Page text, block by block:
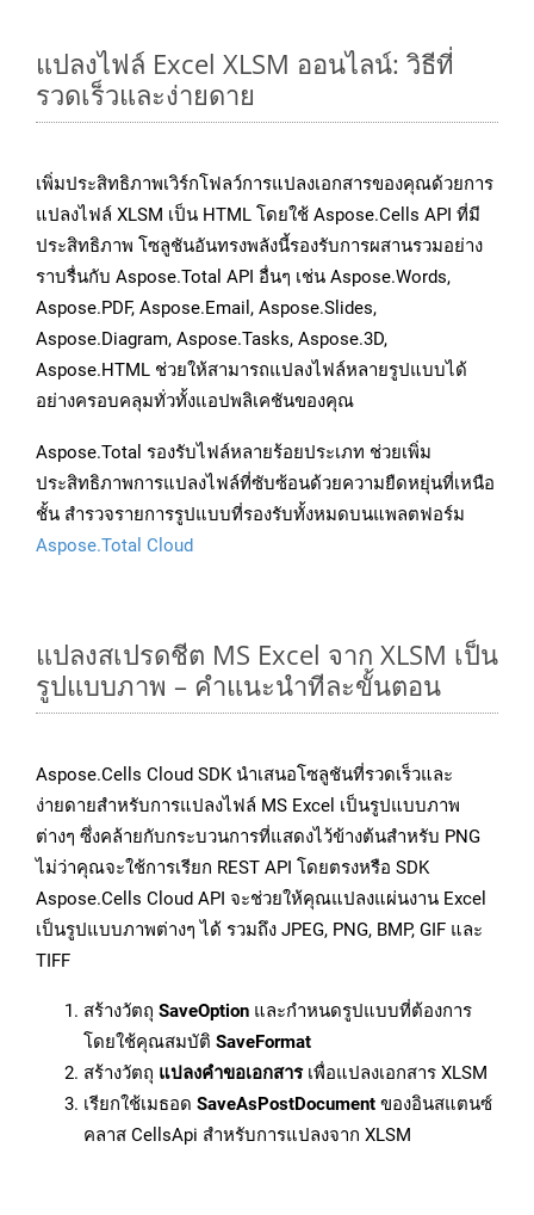
แปลงไฟล์ Excel XLSM ออนไลน์: วิธีที่
รวดเร็วและง่ายดาย
เพิ่มประสิทธิภาพเวิร์กโฟลว์การแปลงเอกสารของคุณด้วยการ
แปลงไฟล์ XLSM เป็น HTML โดยใช้ Aspose.Cells API ที่มี
ประสิทธิภาพ โซลูชันอันทรงพลังนี้รองรับการผสานรวมอย่าง
ราบรื่นกับ Aspose.Total API อื่นๆ เช่น Aspose.Words,
Aspose.PDF, Aspose.Email, Aspose.Slides,
Aspose.Diagram, Aspose.Tasks, Aspose.3D,
Aspose.HTML ช่วยให้สามารถแปลงไฟล์หลายรูปแบบได้
อย่างครอบคลุมทั่วทั้งแอปพลิเคชันของคุณ
Aspose.Total รองรับไฟล์หลายร้อยประเภท ช่วยเพิ่ม
ประสิทธิภาพการแปลงไฟล์ที่ซับซ้อนด้วยความยืดหยุ่นที่เหนือ
ชั้น สำรวจรายการรูปแบบที่รองรับทั้งหมดบนแพลตฟอร์ม
Aspose.Total Cloud
แปลงสเปรดชีต MS Excel จาก XLSM เป็น
รูปแบบภาพ – คำแนะนำทีละขั้นตอน
Aspose.Cells Cloud SDK นำเสนอโซลูชันที่รวดเร็วและ
ง่ายดายสำหรับการแปลงไฟล์ MS Excel เป็นรูปแบบภาพ
ต่างๆ ซึ่งคล้ายกับกระบวนการที่แสดงไว้ข้างต้นสำหรับ PNG
ไม่ว่าคุณจะใช้การเรียก REST API โดยตรงหรือ SDK
Aspose.Cells Cloud API จะช่วยให้คุณแปลงแผ่นงาน Excel
เป็นรูปแบบภาพต่างๆ ได้ รวมถึง JPEG, PNG, BMP, GIF และ
TIFF
สร้างวัตถุ SaveOption และกำหนดรูปแบบที่ต้องการ
โดยใช้คุณสมบัติ SaveFormat
สร้างวัตถุ แปลงคำขอเอกสารเพื่อแปลงเอกสาร XLSM
เรียกใช้เมธอด SaveAsPostDocument ของอินสแตนซ์
คลาส CellsApi สำหรับการแปลงจาก XLSM